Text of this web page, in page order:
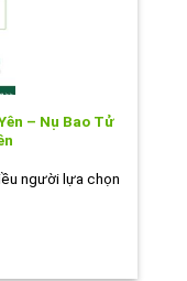
– Nụ Bao Tử
người lựa chọn